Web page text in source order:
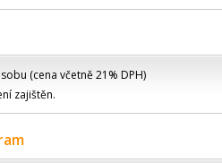
(cena včetně 21% DPH)
zajištěn.